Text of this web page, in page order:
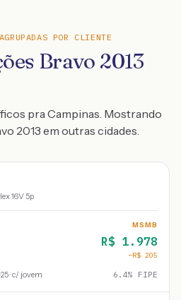
POR CLIENTE
Bravo 2013
pra Campinas. Mostrando
2013 em outras cidades.
16V 5p
MSMB
R$ 1.978
−R$ 205
25 · c/ jovem 6.4% FIPE